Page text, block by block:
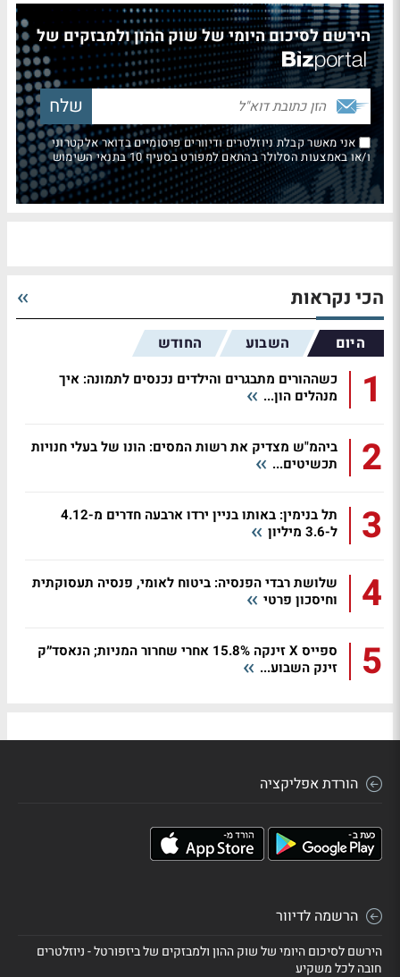
הירשם לסיכום היומי של שוק ההון ולמבזקים של
אני מאשר קבלת ניוזלטרים ודיוורים פרסומיים בדואר אלקטרוני
ו/או באמצעות הסלולר בהתאם למפורט בסעיף 10 בתנאי השימוש
הכי נקראות
היום השבוע החודש
1
כשההורים מתבגרים והילדים נכנסים לתמונה: איך
מנהלים הון...
2
ביהמ"ש מצדיק את רשות המסים: הונו של בעלי חנויות
תכשיטים...
3
תל בנימין: באותו בניין ירדו ארבעה חדרים מ-4.12
ל-3.6 מיליון
4
שלושת רבדי הפנסיה: ביטוח לאומי, פנסיה תעסוקתית
וחיסכון פרטי
5
ספייס X זינקה 15.8% אחרי שחרור המניות; הנאסד״ק
זינק השבוע...
הורדת אפליקציה
הרשמה לדיוור
הירשם לסיכום היומי של שוק ההון ולמבזקים של ביזפורטל - ניוזלטרים
חובה לכל משקיע